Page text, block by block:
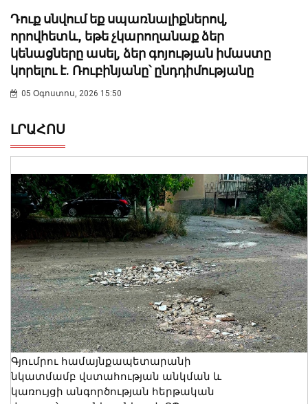
Դուք սնվում եք սպառնալիքներով,
որովհետև, եթե չկարողանաք ձեր
կենացները ասել, ձեր գոյության իմաստը
կորելու է. Ռուբինյանը՝ ընդդիմությանը
05 Օգոստոս, 2026 15:50
ԼՐԱՀՈՍ
Գյումրու համայնքապետարանի
նկատմամբ վստահության անկման և
կառույցի անգործության հերթական